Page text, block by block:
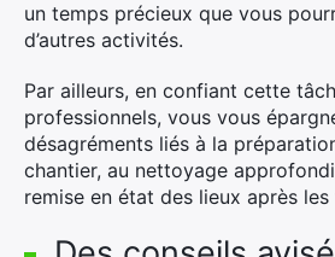
un temps précieux que vous
d’autres activités.
Par ailleurs, en confiant cette
professionnels, vous vous
désagréments liés à la
chantier, au nettoyage
remise en état des lieux après les